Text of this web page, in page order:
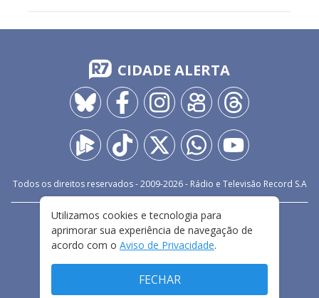
CIDADE ALERTA
Todos os direitos reservados - 2009-2026- Rádio e Televisão Record S.A
FALE CONOSCO
PRIVACIDADE
TERMOS E CONDIÇÕES DE USO
Utilizamos cookies e tecnologia para
aprimorar sua experiência de navegação de
acordo com o Aviso de Privacidade.
FECHAR